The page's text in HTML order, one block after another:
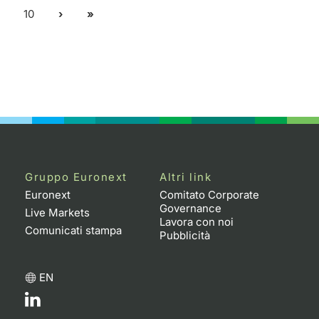
10
Gruppo Euronext
Euronext
Live Markets
Comunicati stampa
Altri link
Comitato Corporate
Governance
Lavora con noi
Pubblicità
EN